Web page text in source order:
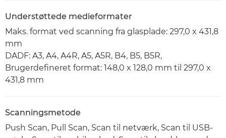
Understøttede medieformater
Maks. format ved scanning fra glasplade: 297,0 x 431,8
mm
DADF: A3, A4, A4R, A5, A5R, B4, B5, B5R,
Brugerdefineret format: 148,0 x 128,0 mm til 297,0 x
431,8 mm
Scanningsmetode
Push Scan, Pull Scan, Scan til netværk, Scan til USB-